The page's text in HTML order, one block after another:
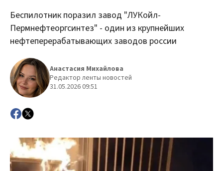
Беспилотник поразил завод "ЛУКойл-
Пермнефтеоргсинтез" - один из крупнейших
нефтеперерабатывающих заводов россии
Анастасия Михайлова
Редактор ленты новостей
31.05.2026 09:51